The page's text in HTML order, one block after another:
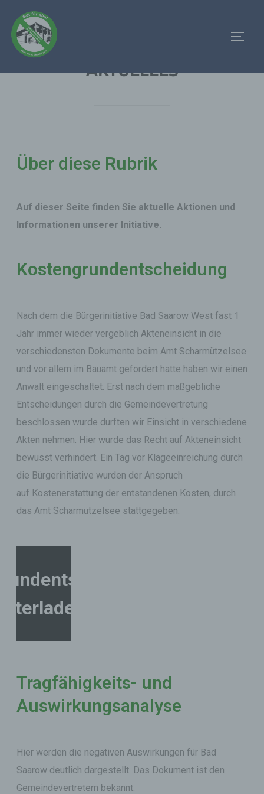
AKTUELLES
Über diese Rubrik
Auf dieser Seite finden Sie aktuelle Aktionen und
Informationen unserer Initiative.
Kostengrundentscheidung
Nach dem die Bürgerinitiative Bad Saarow West fast 1
Jahr immer wieder vergeblich Akteneinsicht in die
verschiedensten Dokumente beim Amt Scharmützelsee
und vor allem im Bauamt gefordert hatte haben wir einen
Anwalt eingeschaltet. Erst nach dem maßgebliche
Entscheidungen durch die Gemeindevertretung
beschlossen wurde durften wir Einsicht in verschiedene
Akten nehmen. Hier wurde das Recht auf Akteneinsicht
bewusst verhindert. Ein Tag vor Klageeinreichung durch
die Bürgerinitiative wurden der Anspruch
auf Kostenerstattung der entstandenen Kosten, durch
das Amt Scharmützelsee stattgegeben.
Tragfähigkeits- und
Auswirkungsanalyse
Hier werden die negativen Auswirkungen für Bad
Saarow deutlich dargestellt. Das Dokument ist den
Gemeindevertretern bekannt.